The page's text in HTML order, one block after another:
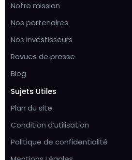
Notre mission
Nos partenaires
Nos investisseurs
Revues de presse
Blog
Sujets Utiles
Plan du site
Condition d’utilisation
Politique de confidentialité